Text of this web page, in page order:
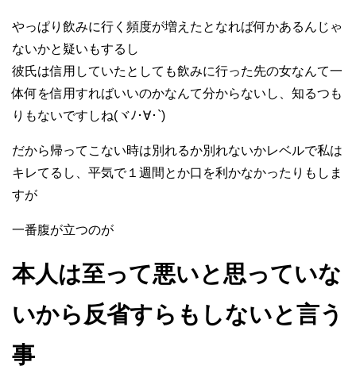
やっぱり飲みに行く頻度が増えたとなれば何かあるんじゃ
ないかと疑いもするし
彼氏は信用していたとしても飲みに行った先の女なんて一
体何を信用すればいいのかなんて分からないし、知るつも
りもないですしね(ヾﾉ･∀･`)
だから帰ってこない時は別れるか別れないかレベルで私は
キレてるし、平気で１週間とか口を利かなかったりもしま
すが
一番腹が立つのが
本人は至って悪いと思っていな
いから反省すらもしないと言う
事